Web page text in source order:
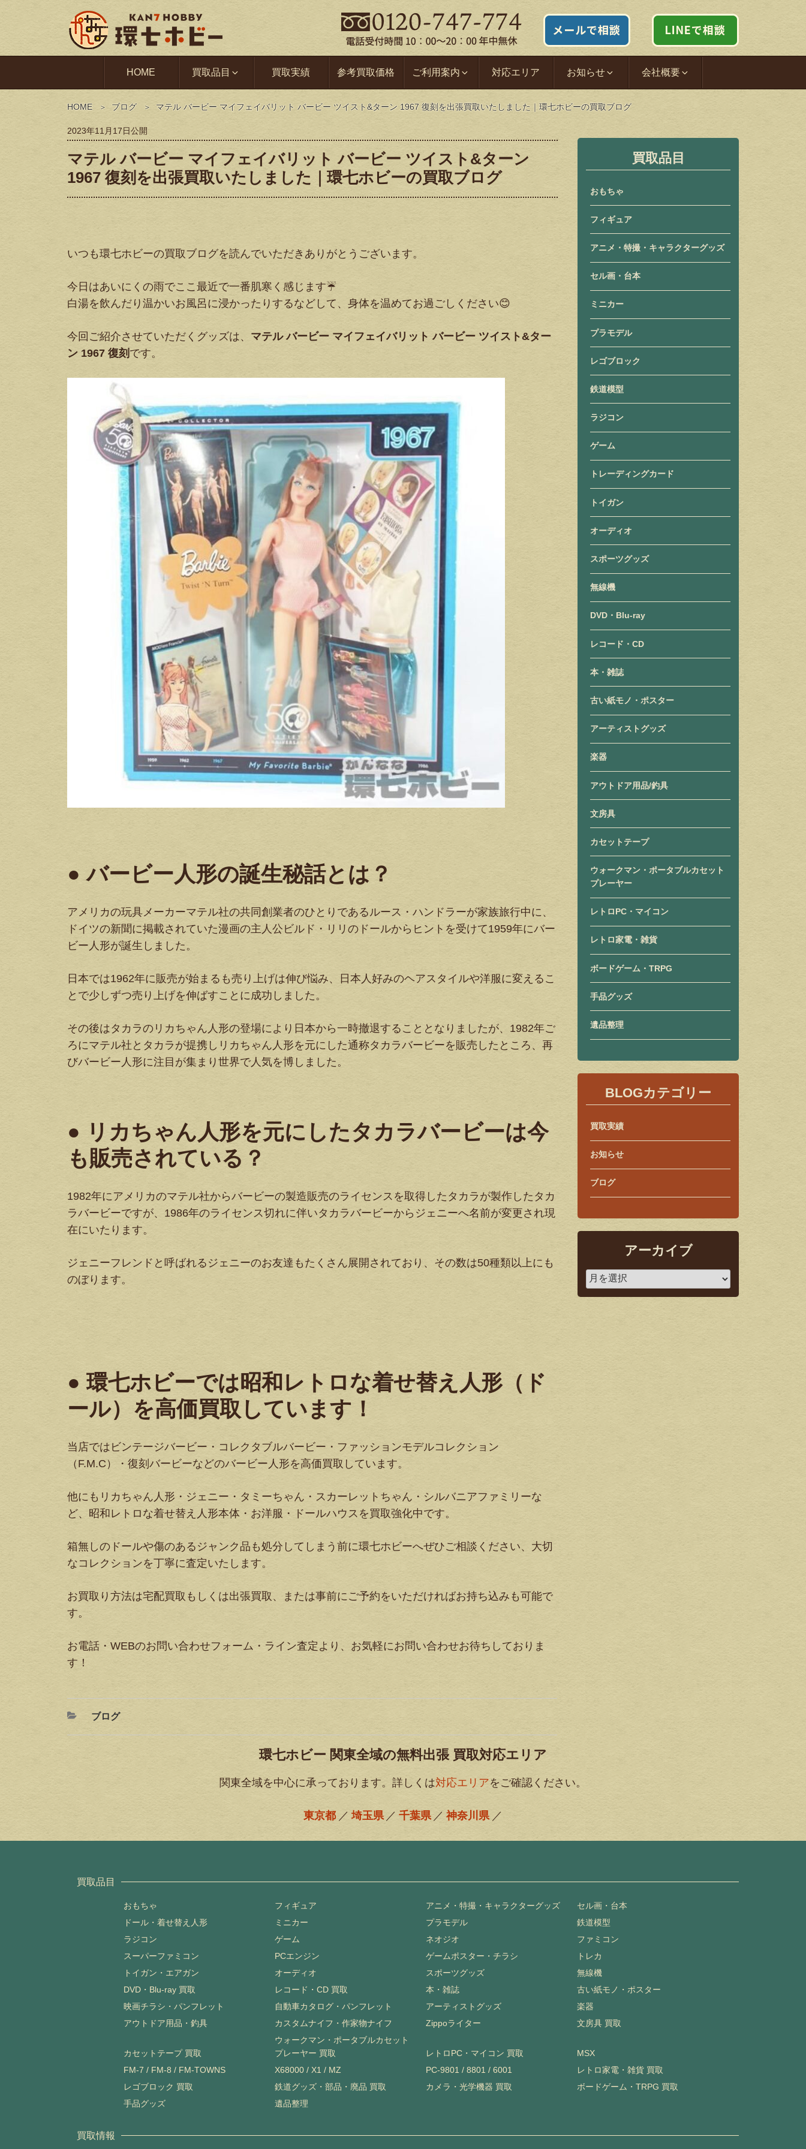
HOME 買取品目 買取実績 参考買取価格 ご利用案内 対応エリア お知らせ 会社概要
HOME ブログ マテル バービー マイフェイバリット バービー ツイスト&ターン 1967 復刻を出張買取いたしました｜環七ホビーの買取ブログ
2023年11月17日公開
マテル バービー マイフェイバリット バービー ツイスト&ターン
1967 復刻を出張買取いたしました｜環七ホビーの買取ブログ
いつも環七ホビーの買取ブログを読んでいただきありがとうございます。
今日はあいにくの雨でここ最近で一番肌寒く感じます☔
白湯を飲んだり温かいお風呂に浸かったりするなどして、身体を温めてお過ごしください😊
今回ご紹介させていただくグッズは、 マテル バービー マイフェイバリット バービー ツイスト&ター
ン 1967 復刻 です。
● バービー人形の誕生秘話とは？
アメリカの玩具メーカーマテル社の共同創業者のひとりであるルース・ハンドラーが家族旅行中に、
ドイツの新聞に掲載されていた漫画の主人公ビルド・リリのドールからヒントを受けて1959年にバー
ビー人形が誕生しました。
日本では1962年に販売が始まるも売り上げは伸び悩み、日本人好みのヘアスタイルや洋服に変えるこ
とで少しずつ売り上げを伸ばすことに成功しました。
その後はタカラのリカちゃん人形の登場により日本から一時撤退することとなりましたが、1982年ご
ろにマテル社とタカラが提携しリカちゃん人形を元にした通称タカラバービーを販売したところ、再
びバービー人形に注目が集まり世界で人気を博しました。
● リカちゃん人形を元にしたタカラバービーは今
も販売されている？
1982年にアメリカのマテル社からバービーの製造販売のライセンスを取得したタカラが製作したタカ
ラバービーですが、1986年のライセンス切れに伴いタカラバービーからジェニーへ名前が変更され現
在にいたります。
ジェニーフレンドと呼ばれるジェニーのお友達もたくさん展開されており、その数は50種類以上にも
のぼります。
● 環七ホビーでは昭和レトロな着せ替え人形（ド
ール）を高価買取しています！
当店ではビンテージバービー・コレクタブルバービー・ファッションモデルコレクション
（F.M.C）・復刻バービーなどのバービー人形を高価買取しています。
他にもリカちゃん人形・ジェニー・タミーちゃん・スカーレットちゃん・シルバニアファミリーな
ど、昭和レトロな着せ替え人形本体・お洋服・ドールハウスを買取強化中です。
箱無しのドールや傷のあるジャンク品も処分してしまう前に環七ホビーへぜひご相談ください、大切
なコレクションを丁寧に査定いたします。
お買取り方法は宅配買取もしくは出張買取、または事前にご予約をいただければお持ち込みも可能で
す。
お電話・WEBのお問い合わせフォーム・ライン査定より、お気軽にお問い合わせお待ちしておりま
す！
ブログ
買取品目
おもちゃ
フィギュア
アニメ・特撮・キャラクターグッズ
セル画・台本
ミニカー
プラモデル
レゴブロック
鉄道模型
ラジコン
ゲーム
トレーディングカード
トイガン
オーディオ
スポーツグッズ
無線機
DVD・Blu-ray
レコード・CD
本・雑誌
古い紙モノ・ポスター
アーティストグッズ
楽器
アウトドア用品/釣具
文房具
カセットテープ
ウォークマン・ポータブルカセット
プレーヤー
レトロPC・マイコン
レトロ家電・雑貨
ボードゲーム・TRPG
手品グッズ
遺品整理
BLOGカテゴリー
買取実績
お知らせ
ブログ
アーカイブ
環七ホビー 関東全域の無料出張 買取対応エリア
関東全域を中心に承っております。詳しくは対応エリアをご確認ください。
東京都 埼玉県 千葉県 神奈川県
買取品目
おもちゃ フィギュア アニメ・特撮・キャラクターグッズ
セル画・台本
ドール・着せ替え人形
ミニカー プラモデル
鉄道模型
ラジコン
ゲーム ネオジオ
ファミコン
スーパーファミコン
PCエンジン ゲームポスター・チラシ
トレカ
トイガン・エアガン
オーディオ スポーツグッズ
無線機
DVD・Blu-ray 買取
レコード・CD 買取 本・雑誌
古い紙モノ・ポスター
映画チラシ・パンフレット
自動車カタログ・パンフレット アーティストグッズ
楽器
アウトドア用品・釣具
カスタムナイフ・作家物ナイフ Zippoライター 文房具 買取
カセットテープ 買取
ウォークマン・ポータブルカセット
プレーヤー 買取
レトロPC・マイコン 買取
MSX
FM-7 / FM-8 / FM-TOWNS
X68000 / X1 / MZ PC-9801 / 8801 / 6001
レトロ家電・雑貨 買取
レゴブロック 買取
鉄道グッズ・部品・廃品 買取 カメラ・光学機器 買取
ボードゲーム・TRPG 買取
手品グッズ
遺品整理
買取情報